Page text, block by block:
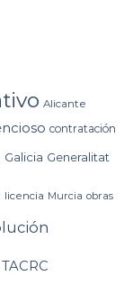
Alicante
contratación
Galicia Generalitat
licencia Murcia obras
TACRC